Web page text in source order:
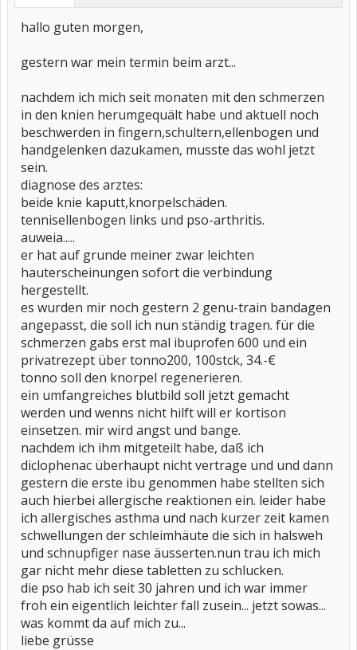
hallo guten morgen,
gestern war mein termin beim arzt...
nachdem ich mich seit monaten mit den schmerzen
in den knien herumgequält habe und aktuell noch
beschwerden in fingern,schultern,ellenbogen und
handgelenken dazukamen, musste das wohl jetzt
sein.
diagnose des arztes:
beide knie kaputt,knorpelschäden.
tennisellenbogen links und pso-arthritis.
auweia.....
er hat auf grunde meiner zwar leichten
hauterscheinungen sofort die verbindung
hergestellt.
es wurden mir noch gestern 2 genu-train bandagen
angepasst, die soll ich nun ständig tragen. für die
schmerzen gabs erst mal ibuprofen 600 und ein
privatrezept über tonno200, 100stck, 34.-€
tonno soll den knorpel regenerieren.
ein umfangreiches blutbild soll jetzt gemacht
werden und wenns nicht hilft will er kortison
einsetzen. mir wird angst und bange.
nachdem ich ihm mitgeteilt habe, daß ich
diclophenac überhaupt nicht vertrage und und dann
gestern die erste ibu genommen habe stellten sich
auch hierbei allergische reaktionen ein. leider habe
ich allergisches asthma und nach kurzer zeit kamen
schwellungen der schleimhäute die sich in halsweh
und schnupfiger nase äusserten.nun trau ich mich
gar nicht mehr diese tabletten zu schlucken.
die pso hab ich seit 30 jahren und ich war immer
froh ein eigentlich leichter fall zusein... jetzt sowas...
was kommt da auf mich zu...
liebe grüsse